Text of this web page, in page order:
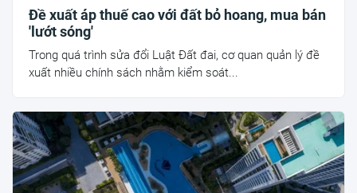
Đề xuất áp thuế cao với đất bỏ hoang, mua bán
'lướt sóng'
Trong quá trình sửa đổi Luật Đất đai, cơ quan quản lý đề
xuất nhiều chính sách nhằm kiểm soát...